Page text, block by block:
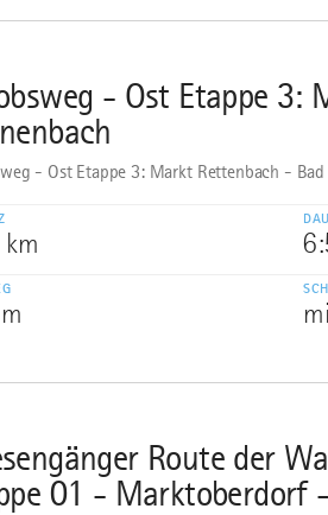
- Ost Etappe 3:
- Ost Etappe 3: Markt Rettenbach -
Route der
01 - Marktoberdorf